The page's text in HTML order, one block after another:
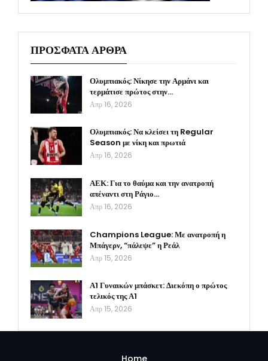
ΠΡΟΣΦΑΤΑ ΑΡΘΡΑ
Ολυμπιακός: Νίκησε την Αρμάνι και
τερμάτισε πρώτος στην…
Απρ 16, 2026
Ολυμπιακός: Να κλείσει τη Regular
Season με νίκη και πρωτιά
Απρ 16, 2026
ΑΕΚ: Για το θαύμα και την ανατροπή
απέναντι στη Ράγιο…
Απρ 16, 2026
Champions League: Με ανατροπή η
Μπάγερν, “πάλεψε” η Ρεάλ
Απρ 15, 2026
Α1 Γυναικών μπάσκετ: Διεκόπη ο πρώτος
τελικός της Α1
Απρ 15, 2026
Home